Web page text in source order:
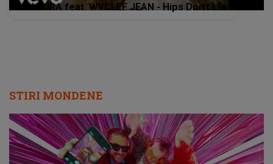
SHAKIRA feat. WYCLEF JEAN - Hips Don't Lie
STIRI MONDENE